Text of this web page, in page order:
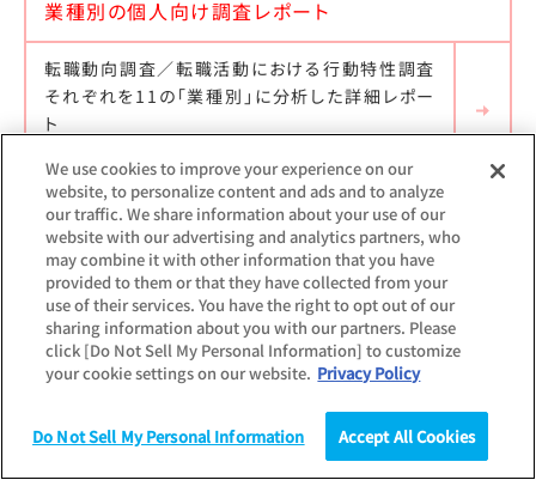
統計（データ） コラム
業種別の個人向け調査レポート
転職動向調査／転職活動における行動特性調査
それぞれを11の「業種別」に分析した詳細レポー
ト
最新調査更新日：
2024.04.02
調査対象：
個人
職種別の個人向け調査レポート
転職動向調査／転職活動における行動特性調査
それぞれを9の「職種別」に分析した詳細レポート
We use cookies to improve your experience on our
website, to personalize content and ads and to analyze
our traffic. We share information about your use of our
website with our advertising and analytics partners, who
may combine it with other information that you have
provided to them or that they have collected from your
use of their services. You have the right to opt out of our
sharing information about you with our partners. Please
click [Do Not Sell My Personal Information] to customize
your cookie settings on our website. Privacy Policy
Do Not Sell My Personal Information Accept All Cookies